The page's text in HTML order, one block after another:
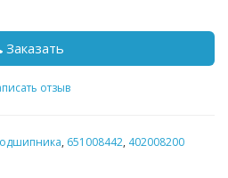
Заказать
отзыв
, 651008442, 402008200